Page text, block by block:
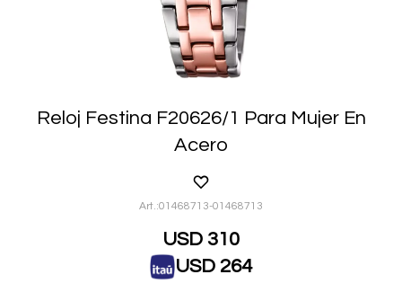
Reloj Festina F20626/1 Para Mujer En
Acero
01468713-01468713
USD 310
USD 264